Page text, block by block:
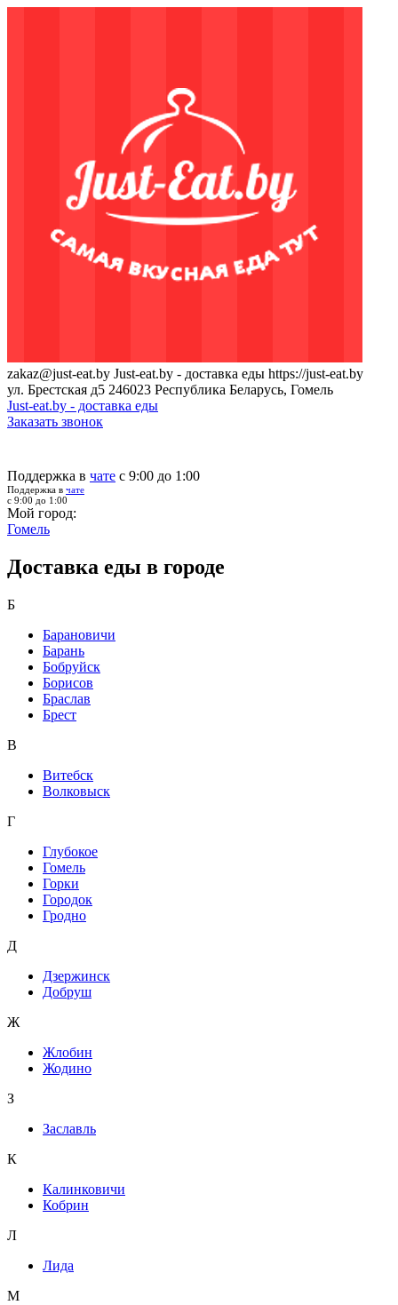
zakaz@just-eat.by Just-eat.by - доставка еды https://just-eat.by
ул. Брестская д5 246023 Республика Беларусь, Гомель
Just-eat.by - доставка еды
Заказать звонок
Поддержка в чате с 9:00 до 1:00
Поддержка в чате
с 9:00 до 1:00
Мой город:
Гомель
Доставка еды в городе
Б
Барановичи
Барань
Бобруйск
Борисов
Браслав
Брест
В
Витебск
Волковыск
Г
Глубокое
Гомель
Горки
Городок
Гродно
Д
Дзержинск
Добруш
Ж
Жлобин
Жодино
З
Заславль
К
Калинковичи
Кобрин
Л
Лида
М